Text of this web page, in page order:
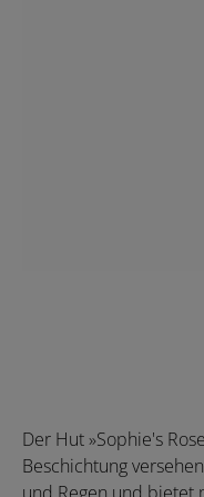
Der Hut »Sophie's
Beschichtung